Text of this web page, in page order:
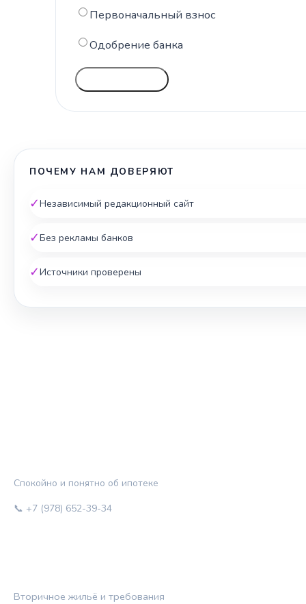
Первоначальный взнос
Одобрение банка
ПОЧЕМУ НАМ ДОВЕРЯЮТ
✓Независимый редакционный сайт
✓Без рекламы банков
✓Источники проверены
Спокойно и понятно об ипотеке
📞 +7 (978) 652-39-34
Вторичное жильё и требования